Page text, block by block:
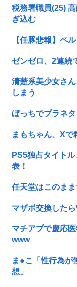
税務署職員(25)
ぎ込む
【任豚悲報】ペ
ゼンゼロ、2連続
清楚系美少女さ
しまう
ぼっちでプラネ
まもちゃん、Xで
PS5独占タイト
表！
任天堂はこのま
マザボ交換した
マチアプで慶応
www
ま●こ「性行為が
想」